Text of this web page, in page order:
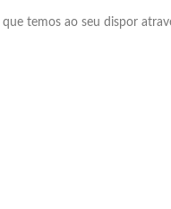
temos ao seu dispor